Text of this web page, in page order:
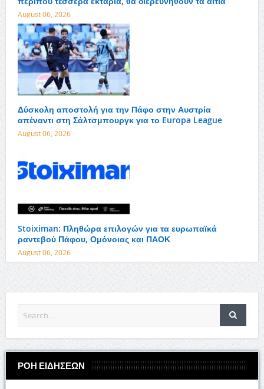
August 06, 2026
Δύσκολη αποστολή για την Πάφο στην Αυστρία
απέναντι στη Σάλτσμπουργκ για το Europa League
August 06, 2026
Stoiximan: Πληθώρα επιλογών για τα ευρωπαϊκά
ραντεβού Πάφου, Ομόνοιας και ΠΑΟΚ
August 06, 2026
ΡΟΗ ΕΙΔΗΣΕΩΝ